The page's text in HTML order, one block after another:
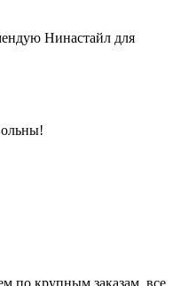
Нинастайл для
по крупным заказам, все